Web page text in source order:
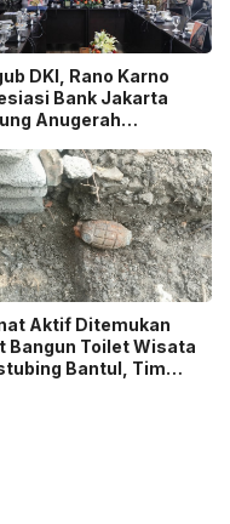
DKI, Rano Karno
Bank Jakarta
Anugerah
Karya Berkualitas
5 Abad Jakarta
Aktif Ditemukan
Bangun Toilet Wisata
Bantul, Tim